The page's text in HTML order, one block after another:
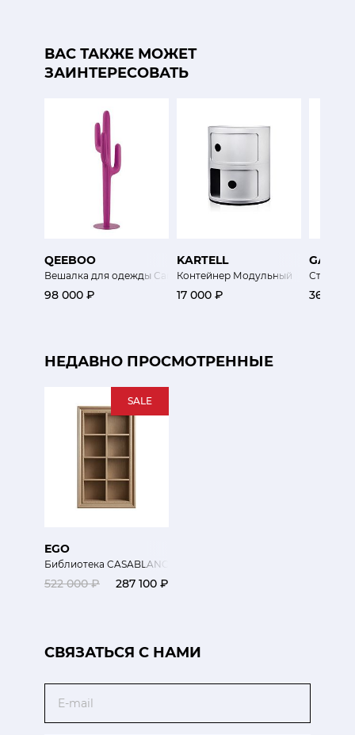
ВАС ТАКЖЕ МОЖЕТ
ЗАИНТЕРЕСОВАТЬ
QEEBOO
Вешалка для одежды Сагуаро фуксия
98 000 ₽
KARTELL
Контейнер Модульный
17 000 ₽
Стойка
365
НЕДАВНО ПРОСМОТРЕННЫЕ
SALE
EGO
Библиотека CASABLANCA
522 000 ₽ 287 100 ₽
CВЯЗАТЬСЯ С НАМИ